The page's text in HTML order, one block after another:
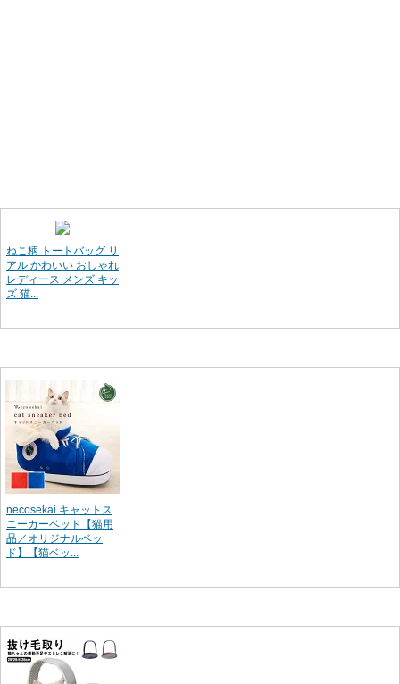
ねこ柄 トートバッグ リ
アル かわいい おしゃれ
レディース メンズ キッ
ズ 猫...
necosekai キャットス
ニーカーベッド【猫用
品／オリジナルベッ
ド】【猫ベッ...